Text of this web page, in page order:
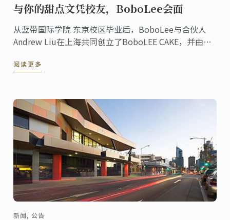
与你的甜点文凭校友，BoboLee会面
从蓝带国际学院 东京校区毕业后，BoboLee与合伙人
Andrew Liu在上海共同创立了BoboLEE CAKE，并由其
阅读更多
新闻, 公告